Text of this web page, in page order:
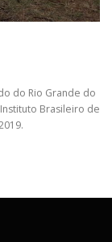
do Rio Grande do
Brasileiro de